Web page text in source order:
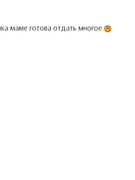
маме готова отдать многое